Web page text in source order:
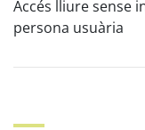
Accés lliure sense
persona usuària